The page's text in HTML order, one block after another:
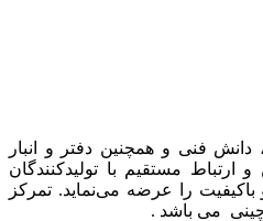
دانش فنی و همچنین دفتر و انبار
مستقیم با تولیدکنندگان
را عرضه می‌نماید. تمرکز
می باشد .